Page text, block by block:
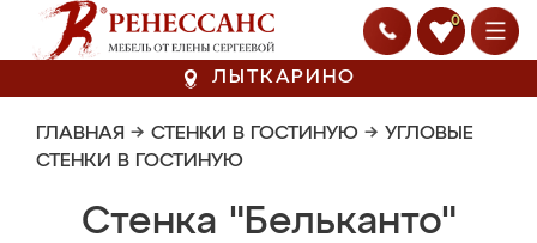
0
ЛЫТКАРИНО
ГЛАВНАЯ → СТЕНКИ В ГОСТИНУЮ → УГЛОВЫЕ
СТЕНКИ В ГОСТИНУЮ
Стенка "Бельканто"